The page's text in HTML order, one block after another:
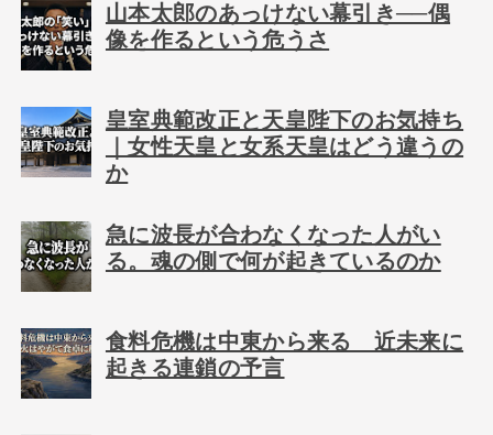
山本太郎のあっけない幕引き──偶
像を作るという危うさ
皇室典範改正と天皇陛下のお気持ち
｜女性天皇と女系天皇はどう違うの
か
急に波長が合わなくなった人がい
る。魂の側で何が起きているのか
食料危機は中東から来る 近未来に
起きる連鎖の予言